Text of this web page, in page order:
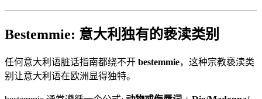
Bestemmie: 意大利独有的亵渎类别
任何意大利语脏话指南都绕不开 bestemmie，这种宗教亵渎类
别让意大利语在欧洲显得独特。